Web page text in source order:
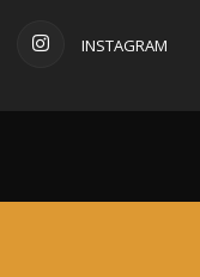
INSTAGRAM